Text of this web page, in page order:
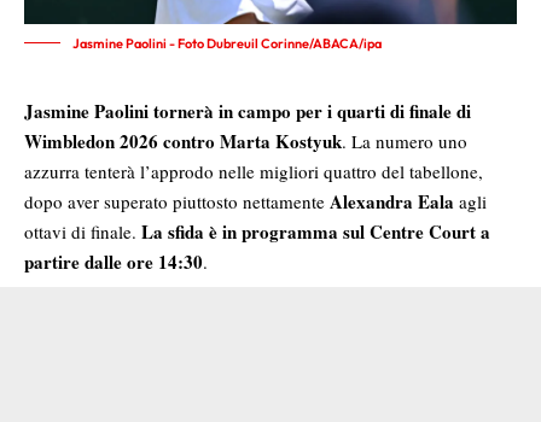
Jasmine Paolini - Foto Dubreuil Corinne/ABACA/ipa
Jasmine Paolini tornerà in campo per i quarti di finale di
Wimbledon 2026 contro Marta Kostyuk. La numero uno
azzurra tenterà l’approdo nelle migliori quattro del tabellone,
dopo aver superato piuttosto nettamente Alexandra Eala agli
ottavi di finale. La sfida è in programma sul Centre Court a
partire dalle ore 14:30.